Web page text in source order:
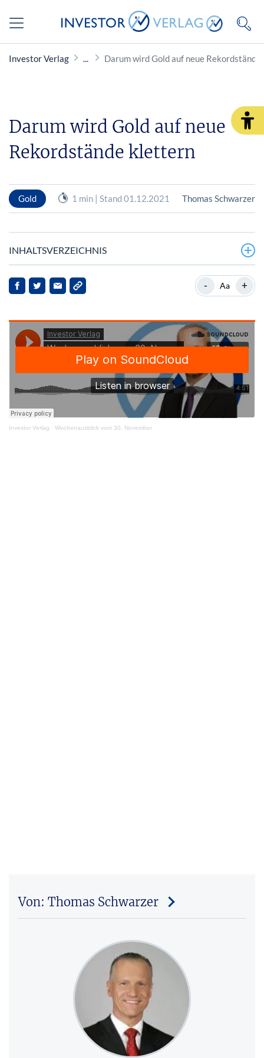
Investor Verlag Darum wird Gold auf neue
Darum wird Gold auf neue
Rekordstände klettern
Gold 1 min | Stand 01.12.2021 Thomas Schwarzer
INHALTSVERZEICHNIS
- Aa +
Investor Verlag · Wochenausblick vom 30. November
Von: Thomas Schwarzer